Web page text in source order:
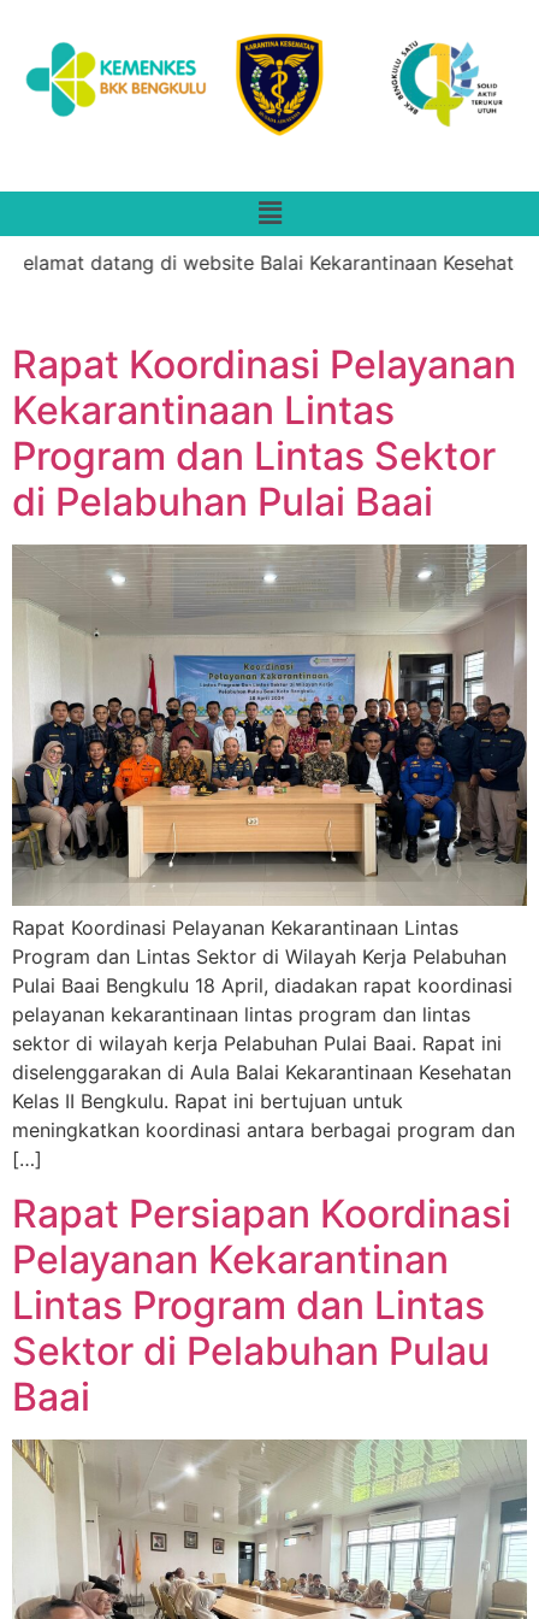
datang di website Balai Kekarantinaan Kesehatan
Rapat Koordinasi Pelayanan
Kekarantinaan Lintas
Program dan Lintas Sektor
di Pelabuhan Pulai Baai
Rapat Koordinasi Pelayanan Kekarantinaan Lintas
Program dan Lintas Sektor di Wilayah Kerja Pelabuhan
Pulai Baai Bengkulu 18 April, diadakan rapat koordinasi
pelayanan kekarantinaan lintas program dan lintas
sektor di wilayah kerja Pelabuhan Pulai Baai. Rapat ini
diselenggarakan di Aula Balai Kekarantinaan Kesehatan
Kelas II Bengkulu. Rapat ini bertujuan untuk
meningkatkan koordinasi antara berbagai program dan
[…]
Rapat Persiapan Koordinasi
Pelayanan Kekarantinan
Lintas Program dan Lintas
Sektor di Pelabuhan Pulau
Baai